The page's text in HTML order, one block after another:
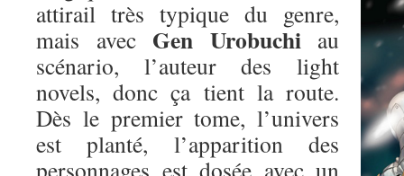
attirail très typique du genre,
mais avec Gen Urobuchiau
scénario, l’auteur des light
novels, donc ça tient la route.
Dès le premier tome, l’univers
est planté, l’apparition des
personnages est dosée avec un